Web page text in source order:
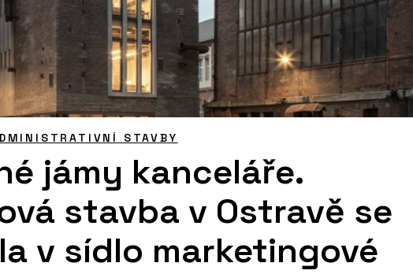
STAVBY
jámy kanceláře.
stavba v Ostravě se
v sídlo marketingové